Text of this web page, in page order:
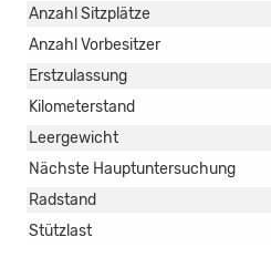
Anzahl Sitzplätze
Anzahl Vorbesitzer
Erstzulassung
Kilometerstand
Leergewicht
Nächste Hauptuntersuchung
Radstand
Stützlast